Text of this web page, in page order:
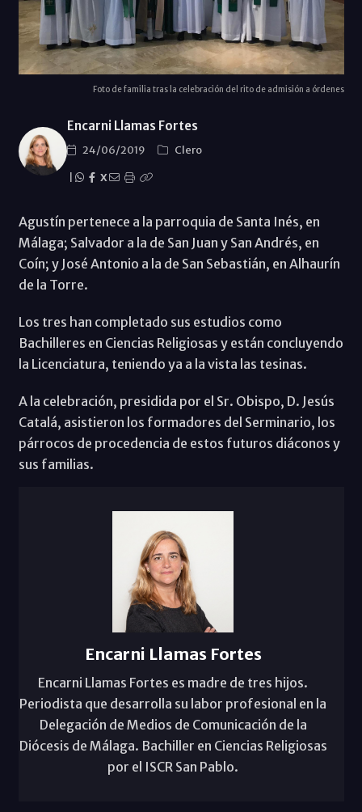
Foto de familia tras la celebración del rito de admisión a órdenes
Encarni Llamas Fortes
24/06/2019
Clero
X
Agustín pertenece a la parroquia de Santa Inés, en
Málaga; Salvador a la de San Juan y San Andrés, en
Coín; y José Antonio a la de San Sebastián, en Alhaurín
de la Torre.
Los tres han completado sus estudios como
Bachilleres en Ciencias Religiosas y están concluyendo
la Licenciatura, teniendo ya a la vista las tesinas.
A la celebración, presidida por el Sr. Obispo, D. Jesús
Catalá, asistieron los formadores del Serminario, los
párrocos de procedencia de estos futuros diáconos y
sus familias.
Encarni Llamas Fortes
Encarni Llamas Fortes es madre de tres hijos.
Periodista que desarrolla su labor profesional en la
Delegación de Medios de Comunicación de la
Diócesis de Málaga. Bachiller en Ciencias Religiosas
por el ISCR San Pablo.